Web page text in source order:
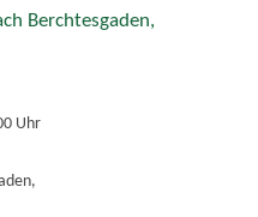
Berchtesgaden,
Uhr